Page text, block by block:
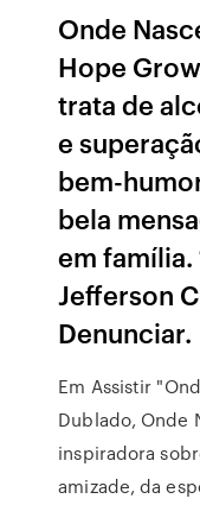
Onde
Hope
trata de
e
bem-
bela
em família.
Jefferson
Denunciar.
Em Assistir
Dublado, Onde
inspiradora
amizade, da